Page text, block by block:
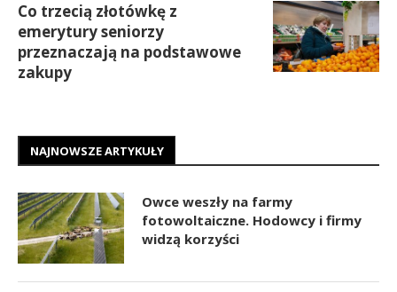
Co trzecią złotówkę z
emerytury seniorzy
przeznaczają na podstawowe
zakupy
NAJNOWSZE ARTYKUŁY
Owce weszły na farmy
fotowoltaiczne. Hodowcy i firmy
widzą korzyści